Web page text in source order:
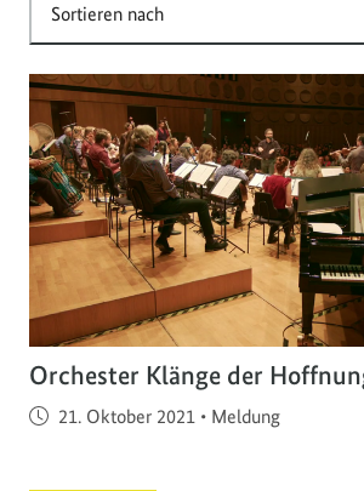
Sortieren nach
Orchester Klänge der
Veröffentlicht am
21. Oktober 2021 • Meldung